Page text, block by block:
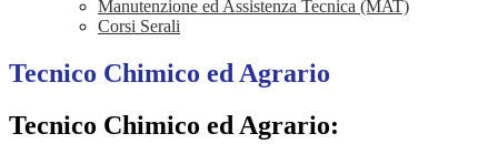
Manutenzione ed Assistenza Tecnica (MAT)
Corsi Serali
Tecnico Chimico ed Agrario
Tecnico Chimico ed Agrario: